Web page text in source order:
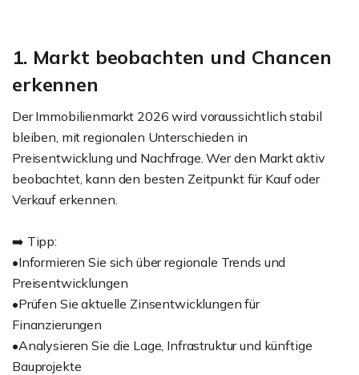
1. Markt beobachten und Chancen
erkennen
Der Immobilienmarkt 2026 wird voraussichtlich stabil
bleiben, mit regionalen Unterschieden in
Preisentwicklung und Nachfrage. Wer den Markt aktiv
beobachtet, kann den besten Zeitpunkt für Kauf oder
Verkauf erkennen.
➡️ Tipp:
•Informieren Sie sich über regionale Trends und
Preisentwicklungen
•Prüfen Sie aktuelle Zinsentwicklungen für
Finanzierungen
•Analysieren Sie die Lage, Infrastruktur und künftige
Bauprojekte